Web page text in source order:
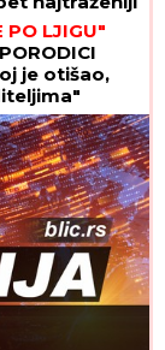
PO LJIGU"
je otišao,